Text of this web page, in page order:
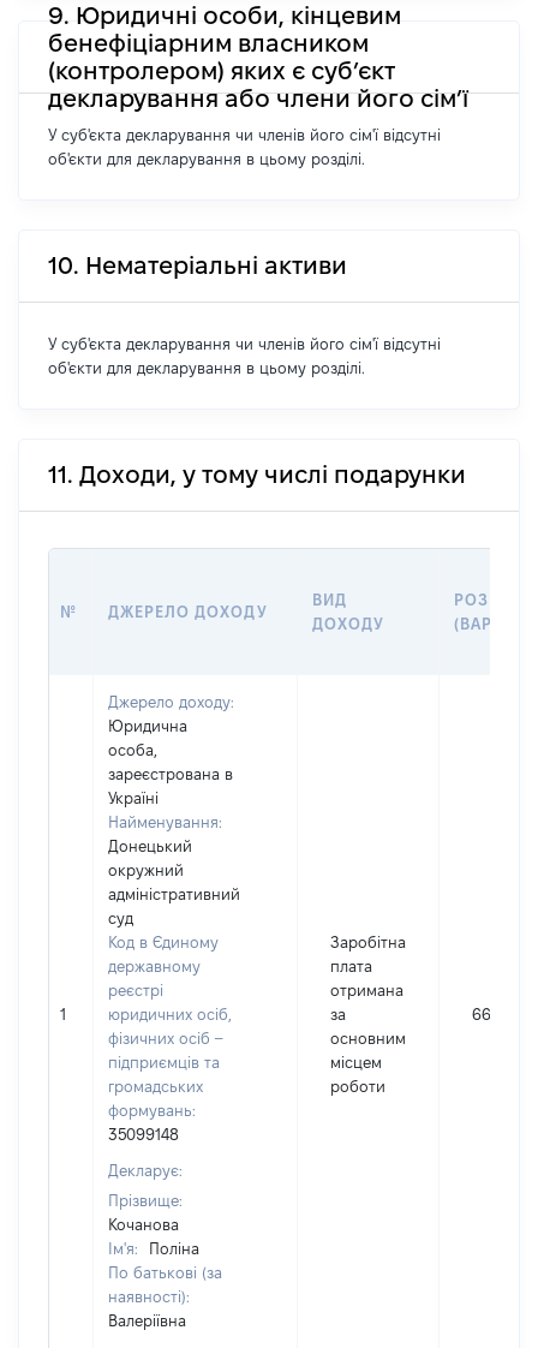
9. Юридичні особи, кінцевим
бенефіціарним власником
(контролером) яких є суб’єкт
декларування або члени його сім’ї
У суб'єкта декларування чи членів його сім'ї відсутні
об'єкти для декларування в цьому розділі.
10. Нематеріальні активи
У суб'єкта декларування чи членів його сім'ї відсутні
об'єкти для декларування в цьому розділі.
11. Доходи, у тому числі подарунки
№ ДЖЕРЕЛО ДОХОДУ
ВИД
ДОХОДУ
РОЗМІР
1
Джерело доходу:
Юридична
особа,
зареєстрована в
Україні
Найменування:
Донецький
окружний
адміністративний
суд
Код в Єдиному
державному
реєстрі
юридичних осіб,
фізичних осіб –
підприємців та
громадських
формувань:
35099148
Декларує:
Прізвище:
Кочанова
Ім'я:
Поліна
По батькові (за
наявності):
Валеріївна
Заробітна
плата
отримана
за
основним
місцем
роботи
661287